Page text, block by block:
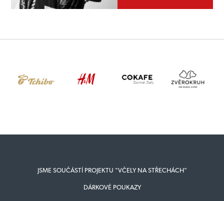
JSME SOUČÁSTÍ PROJEKTU "VČELY NA STŘECHÁCH"
DÁRKOVÉ POUKAZY